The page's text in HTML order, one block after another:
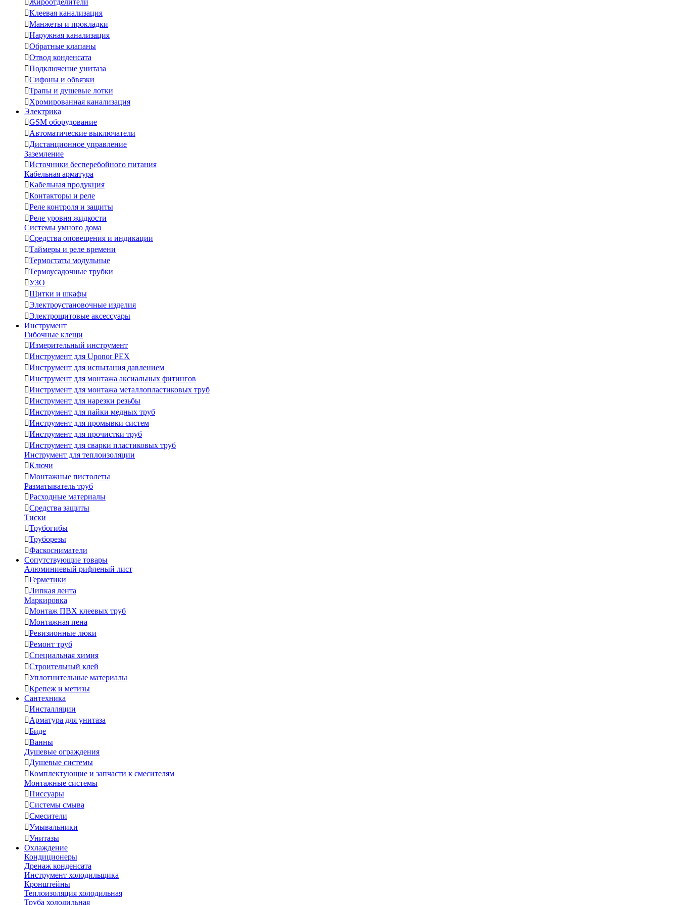
Жироотделители
Клеевая канализация
Манжеты и прокладки
Наружная канализация
Обратные клапаны
Отвод конденсата
Подключение унитаза
Сифоны и обвязки
Трапы и душевые лотки
Хромированная канализация
Электрика
GSM оборудование
Автоматические выключатели
Дистанционное управление
Заземление
Источники бесперебойного питания
Кабельная арматура
Кабельная продукция
Контакторы и реле
Реле контроля и защиты
Реле уровня жидкости
Системы умного дома
Средства оповещения и индикации
Таймеры и реле времени
Термостаты модульные
Термоусадочные трубки
УЗО
Щитки и шкафы
Электроустановочные изделия
Электрощитовые аксессуары
Инструмент
Гибочные клещи
Измерительный инструмент
Инструмент для Uponor PEX
Инструмент для испытания давлением
Инструмент для монтажа аксиальных фитингов
Инструмент для монтажа металлопластиковых труб
Инструмент для нарезки резьбы
Инструмент для пайки медных труб
Инструмент для промывки систем
Инструмент для прочистки труб
Инструмент для сварки пластиковых труб
Инструмент для теплоизоляции
Ключи
Монтажные пистолеты
Разматыватель труб
Расходные материалы
Средства защиты
Тиски
Трубогибы
Труборезы
Фаскосниматели
Сопутствующие товары
Алюминиевый рифленый лист
Герметики
Липкая лента
Маркировка
Монтаж ПВХ клеевых труб
Монтажная пена
Ревизионные люки
Ремонт труб
Специальная химия
Строительный клей
Уплотнительные материалы
Крепеж и метизы
Сантехника
Инсталляции
Арматура для унитаза
Биде
Ванны
Душевые ограждения
Душевые системы
Комплектующие и запчасти к смесителям
Монтажные системы
Писсуары
Системы смыва
Смесители
Умывальники
Унитазы
Охлаждение
Кондиционеры
Дренаж конденсата
Инструмент холодильщика
Кронштейны
Теплоизоляция холодильная
Труба холодильная